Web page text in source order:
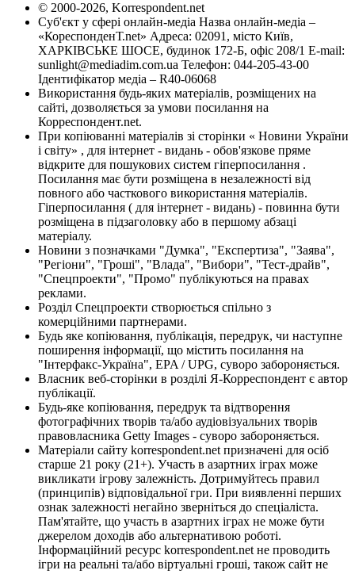
© 2000-2026, Korrespondent.net
Суб'єкт у сфері онлайн-медіа Назва онлайн-медіа –
«КореспонденТ.net» Адреса: 02091, місто Київ,
ХАРКІВСЬКЕ ШОСЕ, будинок 172-Б, офіс 208/1 E-mail:
sunlight@mediadim.com.ua Телефон: 044-205-43-00
Ідентифікатор медіа – R40-06068
Використання будь-яких матеріалів, розміщених на
сайті, дозволяється за умови посилання на
Корреспондент.net.
При копіюванні матеріалів зі сторінки « Новини України
і світу» , для інтернет - видань - обов'язкове пряме
відкрите для пошукових систем гіперпосилання .
Посилання має бути розміщена в незалежності від
повного або часткового використання матеріалів.
Гіперпосилання ( для інтернет - видань) - повинна бути
розміщена в підзаголовку або в першому абзаці
матеріалу.
Новини з позначками "Думка", "Експертиза", "Заява",
"Регіони", "Гроші", "Влада", "Вибори", "Тест-драйв",
"Спецпроекти", "Промо" публікуються на правах
реклами.
Розділ Спецпроекти створюється спільно з
комерційними партнерами.
Будь яке копіювання, публікація, передрук, чи наступне
поширення інформації, що містить посилання на
"Інтерфакс-Україна", EPA / UPG, суворо забороняється.
Власник веб-сторінки в розділі Я-Корреспондент є автор
публікації.
Будь-яке копіювання, передрук та відтворення
фотографічних творів та/або аудіовізуальних творів
правовласника Getty Images - суворо забороняється.
Матеріали сайту korrespondent.net призначені для осіб
старше 21 року (21+). Участь в азартних іграх може
викликати ігрову залежність. Дотримуйтесь правил
(принципів) відповідальної гри. При виявленні перших
ознак залежності негайно зверніться до спеціаліста.
Пам'ятайте, що участь в азартних іграх не може бути
джерелом доходів або альтернативою роботі.
Інформаційний ресурс korrespondent.net не проводить
ігри на реальні та/або віртуальні гроші, також сайт не